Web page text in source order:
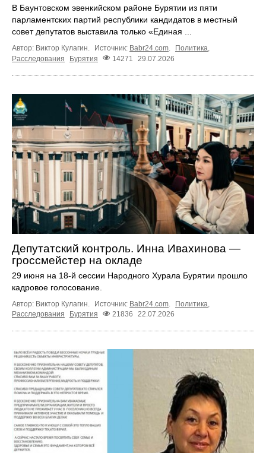
В Баунтовском эвенкийском районе Бурятии из пяти
парламентских партий республики кандидатов в местный
совет депутатов выставила только «Единая ...
Автор: Виктор Кулагин. Источник: Babr24.com. Политика,
Расследования
Бурятия 14271 29.07.2026
Депутатский контроль. Инна Ивахинова —
гроссмейстер на окладе
29 июня на 18-й сессии Народного Хурала Бурятии прошло
кадровое голосование.
Автор: Виктор Кулагин. Источник: Babr24.com. Политика,
Расследования
Бурятия 21836 22.07.2026